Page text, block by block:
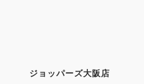
ジョッパーズ大阪店